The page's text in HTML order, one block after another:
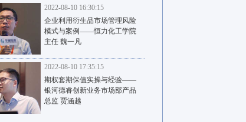
2022-08-10 16:30:15
企业利用衍生品市场管理风险
模式与案例——恒力化工学院
主任 魏一凡
2022-08-10 17:35:15
期权套期保值实操与经验——
银河德睿创新业务市场部产品
总监 贾涵越